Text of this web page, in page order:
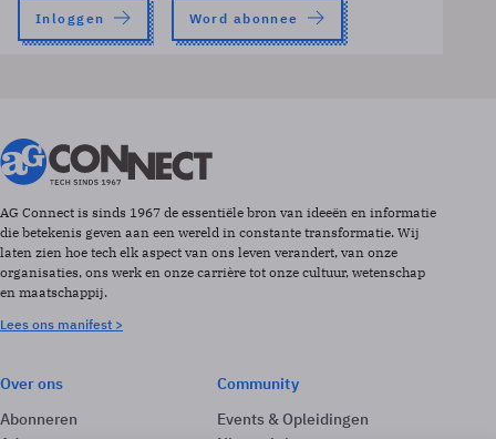
Inloggen Word abonnee
AG Connect is sinds 1967 de essentiële bron van ideeën en informatie
die betekenis geven aan een wereld in constante transformatie. Wij
laten zien hoe tech elk aspect van ons leven verandert, van onze
organisaties, ons werk en onze carrière tot onze cultuur, wetenschap
en maatschappij.
Lees ons manifest >
Over ons
Abonneren
Community
Events & Opleidingen